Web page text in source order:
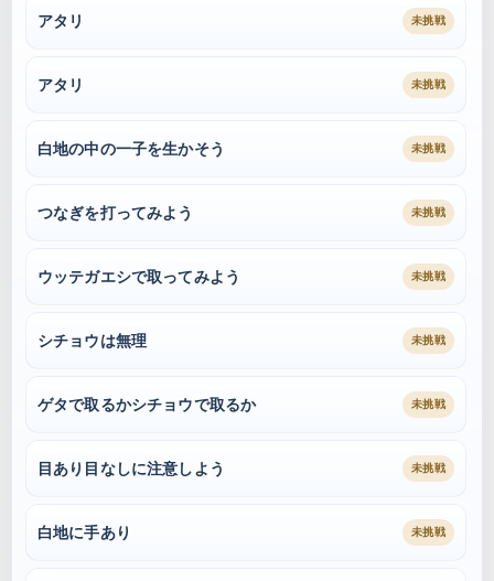
アタリ 未挑戦
アタリ 未挑戦
白地の中の一子を生かそう 未挑戦
つなぎを打ってみよう 未挑戦
ウッテガエシで取ってみよう 未挑戦
シチョウは無理 未挑戦
ゲタで取るかシチョウで取るか 未挑戦
目あり目なしに注意しよう 未挑戦
白地に手あり 未挑戦